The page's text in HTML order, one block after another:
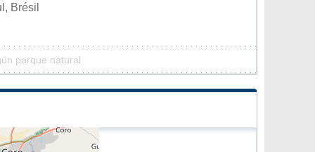
Brésil
parque natural